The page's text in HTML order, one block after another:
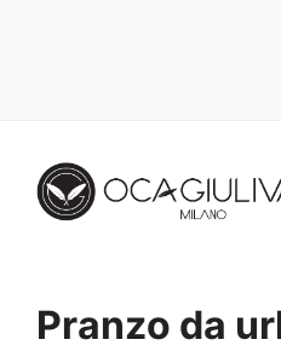
contenuto
Pranzo da